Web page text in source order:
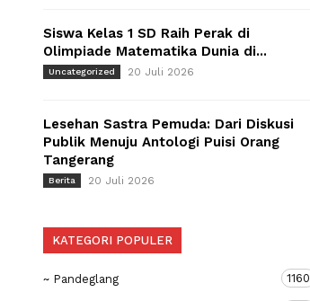
Siswa Kelas 1 SD Raih Perak di
Olimpiade Matematika Dunia di...
Uncategorized 20 Juli 2026
Lesehan Sastra Pemuda: Dari Diskusi
Publik Menuju Antologi Puisi Orang
Tangerang
Berita 20 Juli 2026
KATEGORI POPULER
~ Pandeglang 1160